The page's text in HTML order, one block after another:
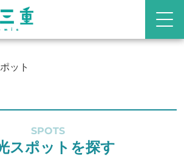
ット
SPOTS
スポットを探す